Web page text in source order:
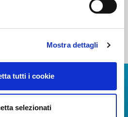
Mostra dettagli
tutti i cookie
selezionati
App
Internazionale di